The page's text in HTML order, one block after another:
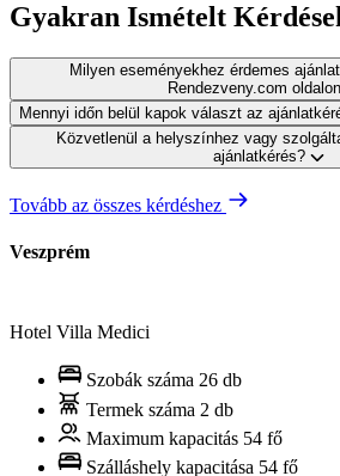
Gyakran Ismételt
Milyen eseményekhez érdemes
Rendezveny.com
Mennyi időn belül kapok választ az
Közvetlenül a helyszínhez vagy
ajánlatkérés?
Tovább az összes kérdéshez
Veszprém
Hotel Villa Medici
Szobák száma 26 db
Termek száma 2 db
Maximum kapacitás 54 fő
Szálláshely kapacitása 54 fő